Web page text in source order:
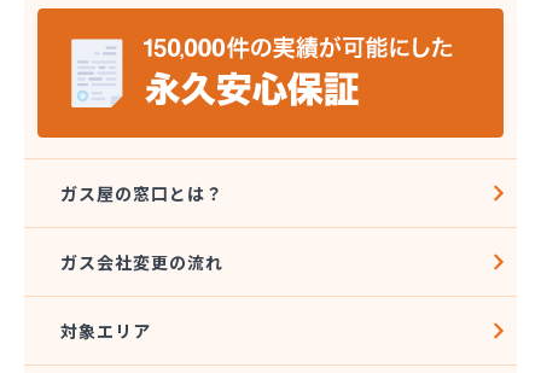
株式会社ミヤプロ
株式会社ミヤレン
株式会社ヤチネン
株式会社ヤマガス
株式会社稲葉商店
株式会社宇都宮プロパン容器検査工場
株式会社菊泉
株式会社県民ガス保安センター
株式会社高圧容器検査所
株式会社篠田商店
ガス屋の窓口とは？
ガス会社変更の流れ
対象エリア